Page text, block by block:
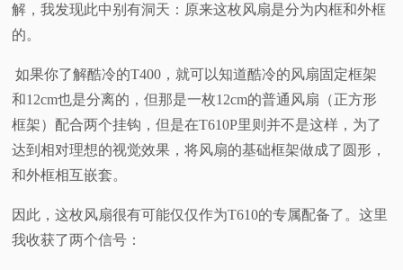
解，我发现此中别有洞天：原来这枚风扇是分为内框和外框
的。
如果你了解酷冷的T400，就可以知道酷冷的风扇固定框架
和12cm也是分离的，但那是一枚12cm的普通风扇（正方形
框架）配合两个挂钩，但是在T610P里则并不是这样，为了
达到相对理想的视觉效果，将风扇的基础框架做成了圆形，
和外框相互嵌套。
因此，这枚风扇很有可能仅仅作为T610的专属配备了。这里
我收获了两个信号：